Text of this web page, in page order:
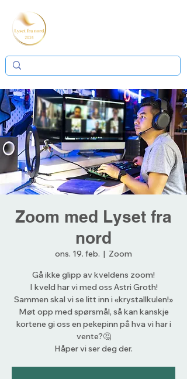
Zoom med Lyset fra
nord
ons. 19. feb.
  |
Zoom
Gå ikke glipp av kveldens zoom!
I kveld har vi med oss Astri Groth!
Sammen skal vi se litt inn i «krystallkulen!»
Møt opp med spørsmål, så kan kanskje
kortene gi oss en pekepinn på hva vi har i
vente?🤔
Håper vi ser deg der.